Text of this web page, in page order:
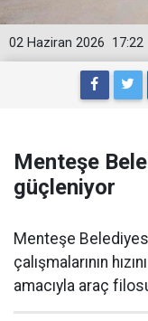
17:22
02 Haziran 2026
Menteşe
güçleniyor
Menteşe
çalışmalarının
amacıyla araç